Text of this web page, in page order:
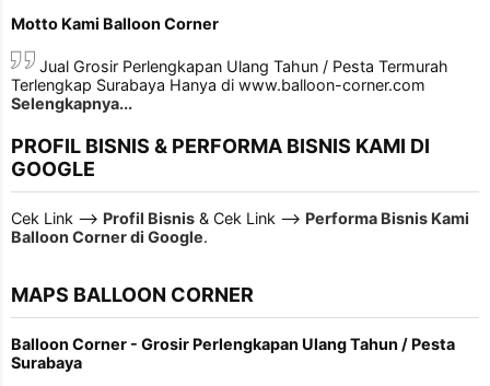
Motto Kami Balloon Corner
Jual Grosir Perlengkapan Ulang Tahun / Pesta Termurah
Terlengkap Surabaya Hanya di www.balloon-corner.com
Selengkapnya...
PROFIL BISNIS & PERFORMA BISNIS KAMI DI
GOOGLE
Cek Link --> Profil Bisnis & Cek Link --> Performa Bisnis Kami
Balloon Corner di Google.
MAPS BALLOON CORNER
Balloon Corner - Grosir Perlengkapan Ulang Tahun / Pesta
Surabaya